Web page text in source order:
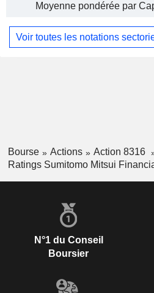
Moyenne pondérée par
Voir toutes les notations
Bourse Actions
Action 8316
Ratings Sumitomo Mitsui
N°1 du Conseil
Boursier